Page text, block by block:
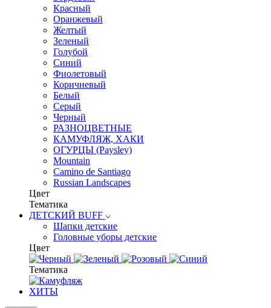
Красный
Оранжевый
Желтый
Зеленый
Голубой
Синий
Фиолетовый
Коричневый
Белый
Серый
Черный
РАЗНОЦВЕТНЫЕ
КАМУФЛЯЖ, ХАКИ
ОГУРЦЫ (Paysley)
Mountain
Camino de Santiago
Russian Landscapes
Цвет
Тематика
ДЕТСКИЙ BUFF
Шапки детские
Головные уборы детские
Цвет
Тематика
ХИТЫ